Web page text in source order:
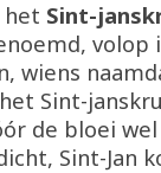
het Sint-
volop
wiens
Sint-
de bloei
Sint-Jan